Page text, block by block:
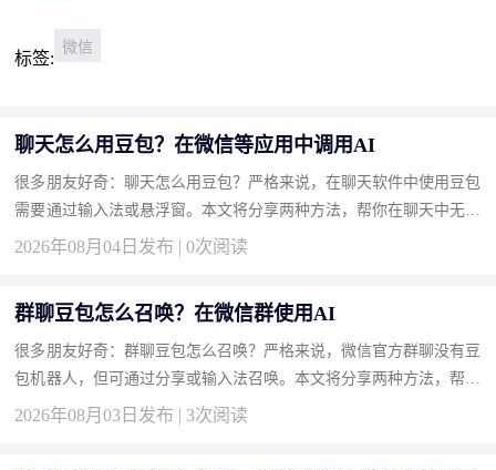
标签:
微信
聊天怎么用豆包？在微信等应用中调用AI
很多朋友好奇：聊天怎么用豆包？严格来说，在聊天软件中使用豆包
需要通过输入法或悬浮窗。本文将分享两种方法，帮你在聊天中无缝
接入豆包。 方法一：安装豆包输入法实现边聊边AI（推荐） 输入...
2026年08月04日发布 | 0次阅读
群聊豆包怎么召唤？在微信群使用AI
很多朋友好奇：群聊豆包怎么召唤？严格来说，微信官方群聊没有豆
包机器人，但可通过分享或输入法召唤。本文将分享两种方法，帮你
轻松在群聊中显现豆包。 方法一：使用豆包输入法一键召唤回答
2026年08月03日发布 | 3次阅读